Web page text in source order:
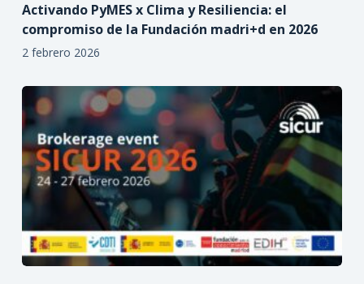
Activando PyMES x Clima y Resiliencia: el
compromiso de la Fundación madri+d en 2026
2 febrero 2026